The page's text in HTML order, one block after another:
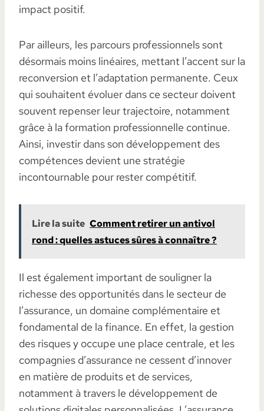
impact positif.
Par ailleurs, les parcours professionnels sont
désormais moins linéaires, mettant l’accent sur la
reconversion et l’adaptation permanente. Ceux
qui souhaitent évoluer dans ce secteur doivent
souvent repenser leur trajectoire, notamment
grâce à la formation professionnelle continue.
Ainsi, investir dans son développement des
compétences devient une stratégie
incontournable pour rester compétitif.
Lire la suite Comment retirer un antivol
rond : quelles astuces sûres à connaître ?
Il est également important de souligner la
richesse des opportunités dans le secteur de
l’assurance, un domaine complémentaire et
fondamental de la finance. En effet, la gestion
des risques y occupe une place centrale, et les
compagnies d’assurance ne cessent d’innover
en matière de produits et de services,
notamment à travers le développement de